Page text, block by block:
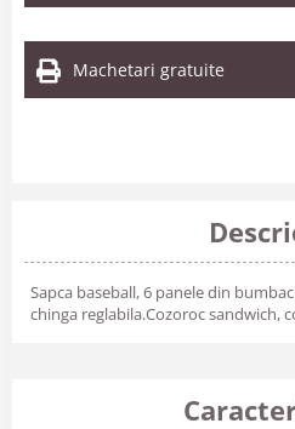
Machetari gratuite
Sapca baseball, 6 panele din
chinga reglabila.Cozoroc sandwich,